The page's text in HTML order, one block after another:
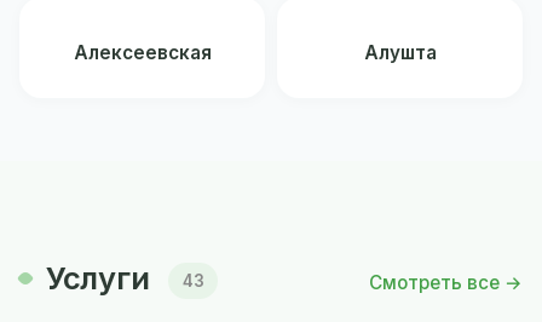
Алексеевская Алушта
Услуги 43 Смотреть все →